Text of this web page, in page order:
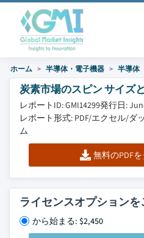
ホーム 半導体・電子機器 半導体
炭素市場のスピン サイズ
レポートID: GMI14299発行日:
レポート形式: PDF/エクセル/ダ
ム
無料のPDF
ライセンスオプション
から始まる: $2,450